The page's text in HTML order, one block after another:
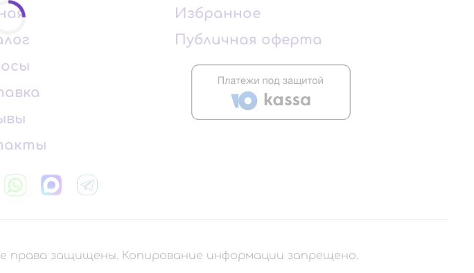
Избранное
Публичная оферта
права защищены. Копирование информации запрещено.